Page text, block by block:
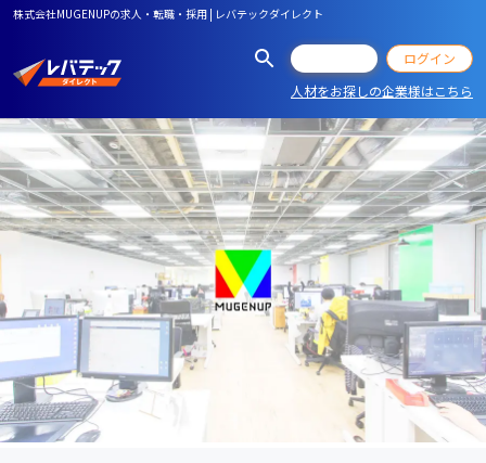
株式会社MUGENUPの求人・転職・採用 | レバテックダイレクト
ログイン
人材をお探しの企業様はこちら